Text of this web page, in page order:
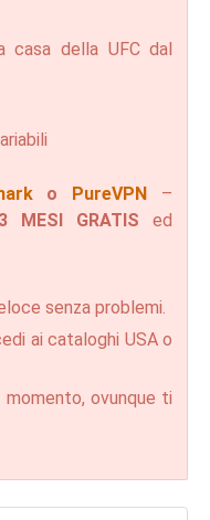
casa della UFC dal
o PureVPN –
MESI GRATIS ed
senza problemi.
ai cataloghi USA o
ovunque ti